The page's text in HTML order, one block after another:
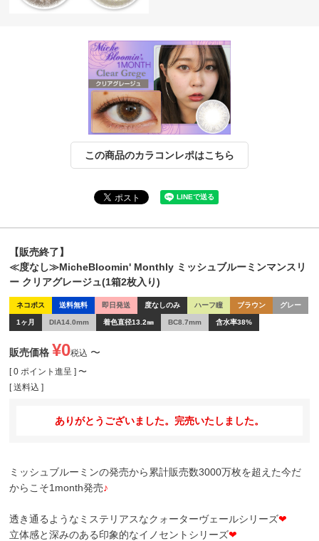
この商品のカラコンレポはこちら
【販売終了】
≪度なし≫MicheBloomin' Monthly ミッシュブルーミンマンスリ
ー クリアグレージュ(1箱2枚入り)
ネコポス 送料無料 即日発送 度なしのみ ハーフ瞳 ブラウン グレー
1ヶ月 DIA14.0mm 着色直径13.2㎜ BC8.7mm 含水率38%
販売価格 ¥0税込 〜
[ 0 ポイント進呈 ] 〜
送料込
ありがとうございました。完売いたしました。
ミッシュブルーミンの発売から累計販売数3000万枚を超えた今だ
からこそ1month発売♪
透き通るようなミステリアスなクォーターヴェールシリーズ❤
立体感と深みのある印象的なイノセントシリーズ❤